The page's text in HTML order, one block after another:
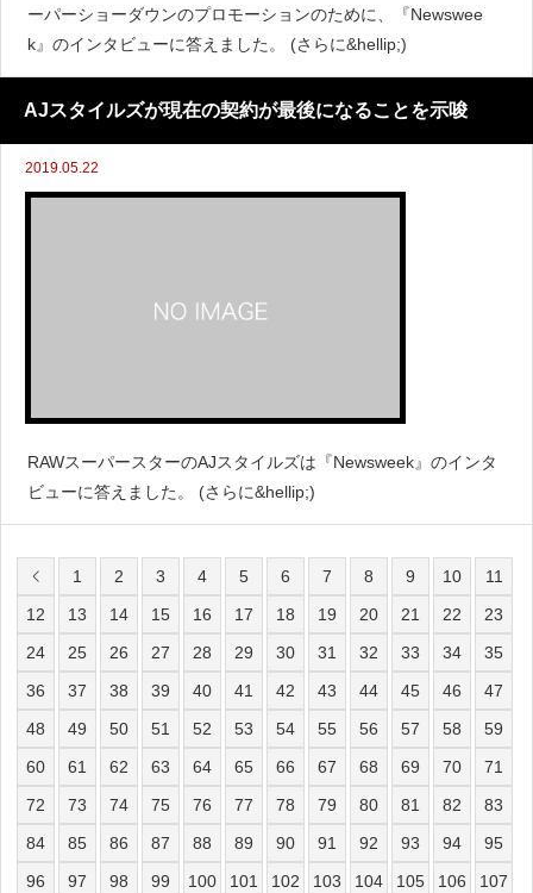
ーパーショーダウンのプロモーションのために、『Newswee
k』のインタビューに答えました。 (さらに&hellip;)
AJスタイルズが現在の契約が最後になることを示唆
2019.05.22
RAWスーパースターのAJスタイルズは『Newsweek』のインタ
ビューに答えました。 (さらに&hellip;)
1 2 3 4 5 6 7 8 9 10
11
12
13 14 15 16 17 18 19 20 21 22
23
24
25 26 27 28 29 30 31 32 33 34
35
36
37 38 39 40 41 42 43 44 45 46
47
48
49 50 51 52 53 54 55 56 57 58
59
60
61 62 63 64 65 66 67 68 69 70
71
72
73 74 75 76 77 78 79 80 81 82
83
84
85 86 87 88 89 90 91 92 93 94
95
96
97 98 99 100 101 102 103 104 105 106
107